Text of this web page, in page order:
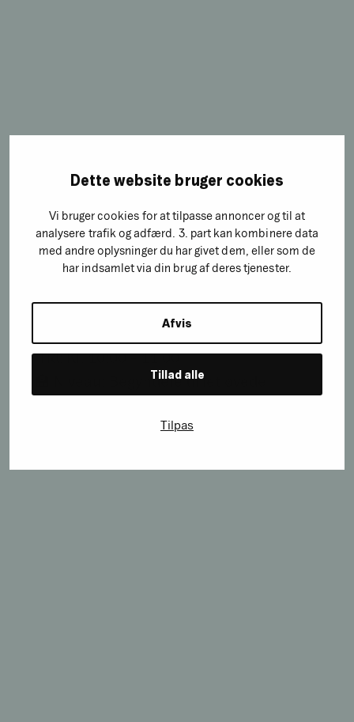
Dette website bruger cookies
Vi bruger cookies for at tilpasse annoncer og til at
analysere trafik og adfærd. 3. part kan kombinere data
med andre oplysninger du har givet dem, eller som de
har indsamlet via din brug af deres tjenester.
Afvis
Tillad alle
Tilpas
Sådan laver du SEO i
2026
⏰ Tid: Kl. 10:00 – 11:00
👨‍🏫 Niveau: Begyndere til let øvede